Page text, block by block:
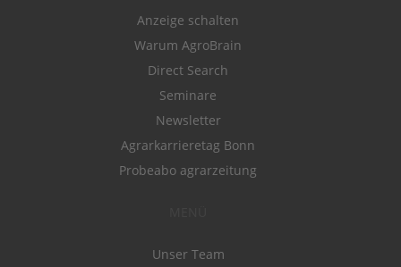
Anzeige schalten
Warum AgroBrain
Direct Search
Seminare
Newsletter
Agrarkarrieretag Bonn
Probeabo agrarzeitung
Unser Team